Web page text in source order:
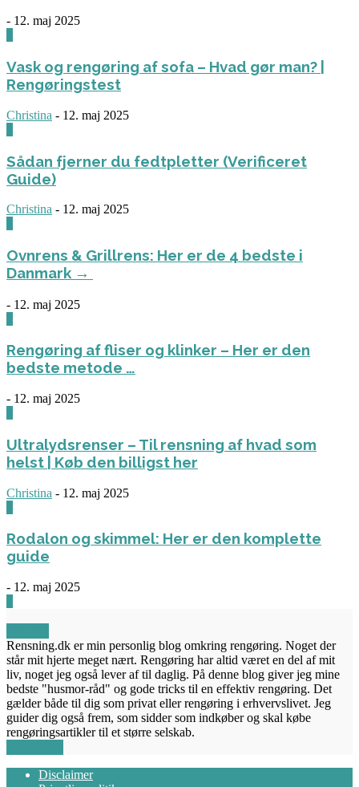
- 12. maj 2025
Vask og rengøring af sofa – Hvad gør man? |
Rengøringstest
Christina - 12. maj 2025
Sådan fjerner du fedtpletter (Verificeret
Guide)
Christina - 12. maj 2025
Ovnrens & Grillrens: Her er de 4 bedste i
Danmark →
- 12. maj 2025
Rengøring af fliser og klinker – Her er den
bedste metode …
- 12. maj 2025
Ultralydsrenser – Til rensning af hvad som
helst | Køb den billigst her
Christina - 12. maj 2025
Rodalon og skimmel: Her er den komplette
guide
- 12. maj 2025
Rensning.dk er min personlig blog omkring rengøring. Noget der
står mit hjerte meget nært. Rengøring har altid været en del af mit
liv, noget jeg også lever af til daglig. På denne blog giver jeg mine
bedste "husmor-råd" og gode tricks til en effektiv rengøring. Det
gælder både til dig som privat eller rengøring i erhvervslivet. Jeg
guider dig også frem, som sidder som indkøber og skal købe
rengøringsartikler til et større selskab.
Disclaimer